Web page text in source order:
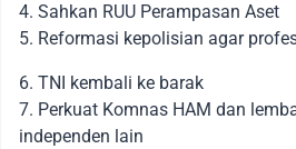
4. Sahkan RUU Perampasan Aset
5. Reformasi kepolisian agar
6. TNI kembali ke barak
7. Perkuat Komnas HAM dan
independen lain